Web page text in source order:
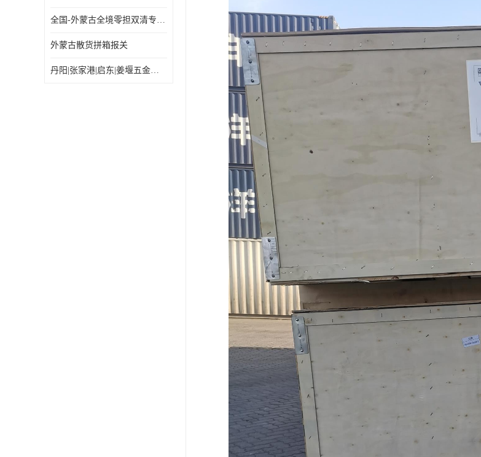
全国-外蒙古全境零担双清专线/外蒙古DDP双清
外蒙古散货拼箱报关
丹阳|张家港|启东|姜堰五金机电工具出口乌兰巴托怎么运输较划算